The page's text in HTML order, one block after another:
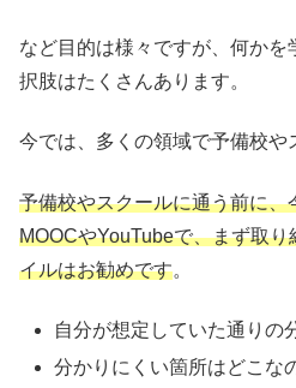
など目的は様々ですが、何か
択肢はたくさんあります。
今では、多くの領域で予備校や
予備校やスクールに通う前に、
MOOCやYouTubeで、まず取
イルはお勧めです。
自分が想定していた通りの
分かりにくい箇所はどこな